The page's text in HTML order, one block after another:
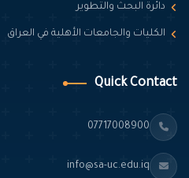
دائرة البحث والتطوير
الكليات والجامعات الأهلية في العراق
Quick Contact
07717008900
info@sa-uc.edu.iq